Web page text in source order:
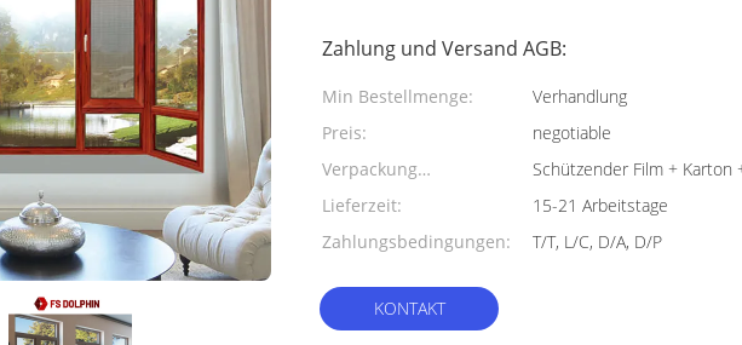
Zahlung und Versand AGB:
Min Bestellmenge:
Verhandlung
Preis:
negotiable
Verpackung
Informationen:
Schützender Film + Karton
Lieferzeit:
15-21 Arbeitstage
Zahlungsbedingungen:
T/T, L/C, D/A, D/P
KONTAKT